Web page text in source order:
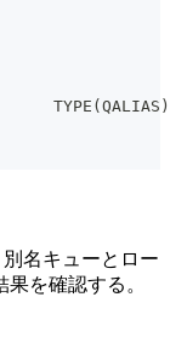
TYPE(QALIAS)
名キューとロー
を確認する。